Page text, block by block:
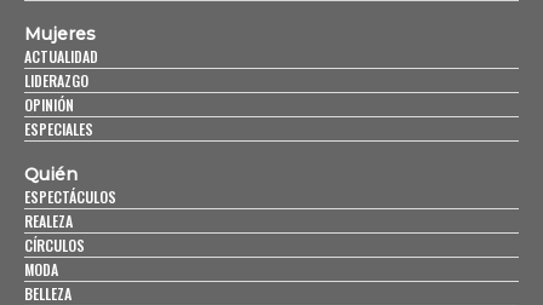
Mujeres
ACTUALIDAD
LIDERAZGO
OPINIÓN
ESPECIALES
Quién
ESPECTÁCULOS
REALEZA
CÍRCULOS
MODA
BELLEZA